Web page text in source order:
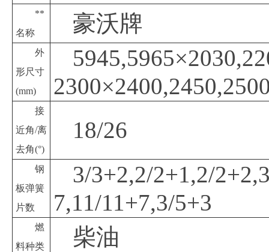
**
名称
豪沃牌
外
形尺寸
(mm)
接
近角/离
去角(°)
18/26
钢
板弹簧
片数
3/3+2,2/2+1,2/
7,11/11+7,3/5+3
燃
料种类
柴油